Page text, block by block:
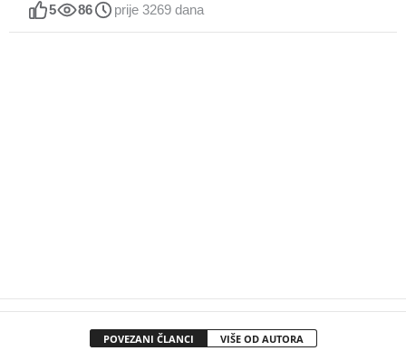
5 86 prije 3269 dana
POVEZANI ČLANCI VIŠE OD AUTORA